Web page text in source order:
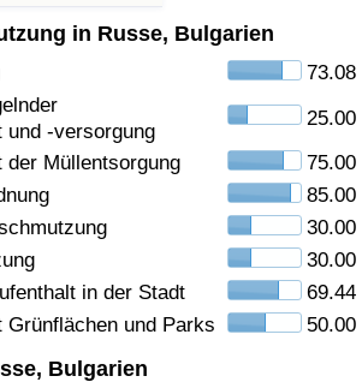
in Russe, Bulgarien
73.08
und -versorgung
25.00
der Müllentsorgung
75.00
85.00
30.00
30.00
in der Stadt
69.44
Grünflächen und Parks
50.00
Bulgarien
(aktuell)
nach Land
Index (aktuell)